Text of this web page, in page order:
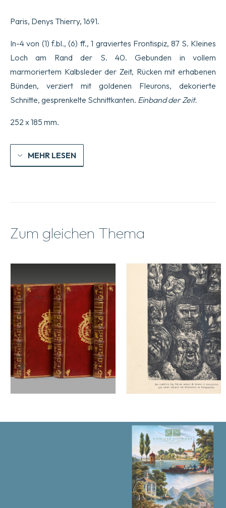
Menge
Paris, Denys Thierry, 1691.
In-4 von (1) f.bl., (6) ff., 1 graviertes Frontispiz, 87 S. Kleines
Loch am Rand der S. 40. Gebunden in vollem
marmoriertem Kalbsleder der Zeit, Rücken mit erhabenen
Bünden, verziert mit goldenen Fleurons, dekorierte
Schnitte, gesprenkelte Schnittkanten. Einband der Zeit.
252 x 185 mm.
MEHR LESEN
Zum gleichen Thema